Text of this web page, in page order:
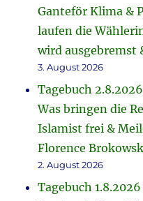
Ganteför Klima &
laufen die
wird ausgebremst
3. August 2026
Tagebuch
Was bringen die
Islamist frei &
Florence
2. August 2026
Tagebuch